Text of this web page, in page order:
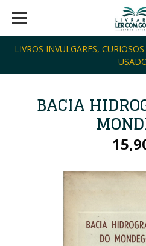
LIVROS INVULGARES,
BACIA